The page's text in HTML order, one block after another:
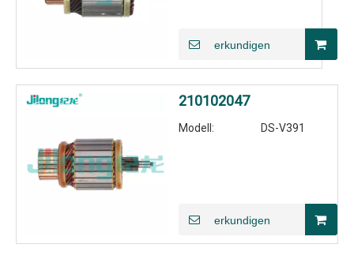
erkundigen
210102047
Modell: DS-V391
erkundigen